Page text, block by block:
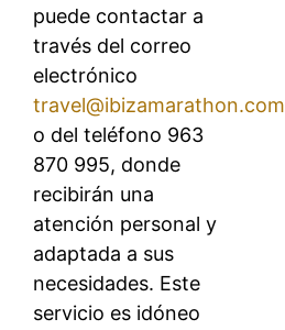
puede contactar a
través del correo
electrónico
travel@ibizamarathon.com
o del teléfono 963
870 995, donde
recibirán una
atención personal y
adaptada a sus
necesidades. Este
servicio es idóneo